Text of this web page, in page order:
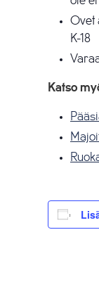
Ovet
K-18
Katso